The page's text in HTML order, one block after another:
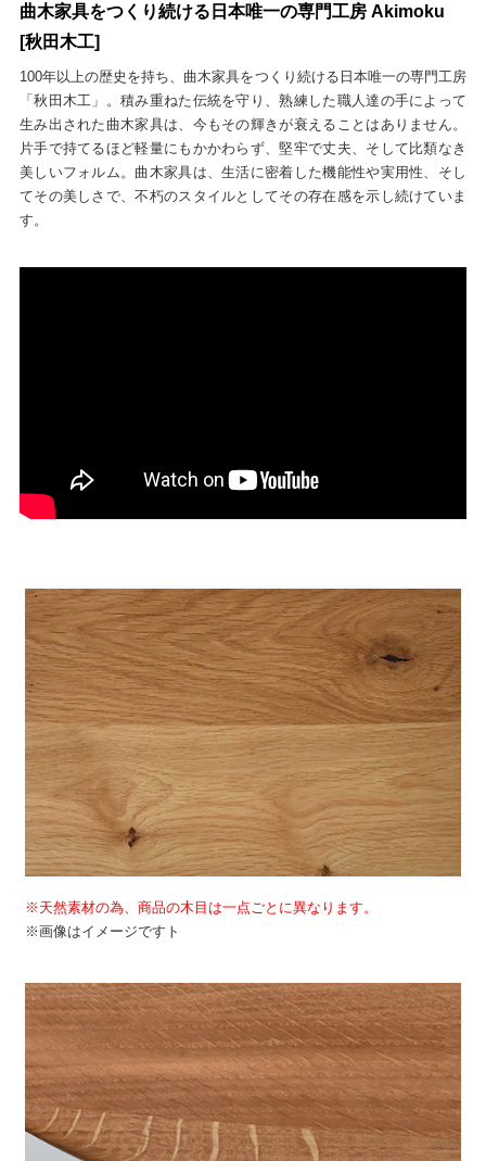
曲木家具をつくり続ける日本唯一の専門工房 Akimoku
[秋田木工]
100年以上の歴史を持ち、曲木家具をつくり続ける日本唯一の専門工房
「秋田木工」。積み重ねた伝統を守り、熟練した職人達の手によって
生み出された曲木家具は、今もその輝きが衰えることはありません。
片手で持てるほど軽量にもかかわらず、堅牢で丈夫、そして比類なき
美しいフォルム。曲木家具は、生活に密着した機能性や実用性、そし
てその美しさで、不朽のスタイルとしてその存在感を示し続けていま
す。
※天然素材の為、商品の木目は一点ごとに異なります。
※画像はイメージですト